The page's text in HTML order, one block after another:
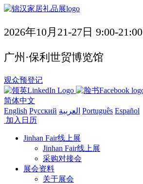
2026年10月21-27日 9:00-21:00
广州·保利世贸博览馆
观众预登记
简体中文
English Русский العربية Português Español
加入日历
Jinhan Fair线上展
Jinhan Fair线上展
采购对接会
展会资料
关于展会